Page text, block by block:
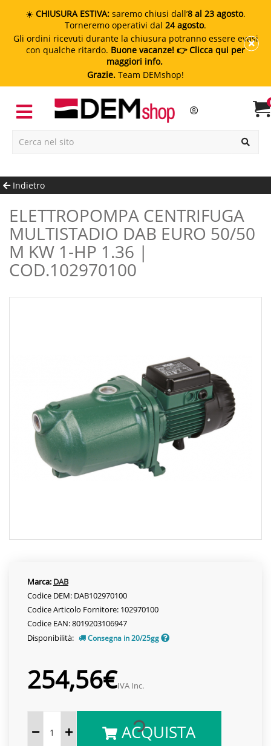
☀️ CHIUSURA ESTIVA: saremo chiusi dall’8 al 23 agosto.
Torneremo operativi dal 24 agosto.
Gli ordini ricevuti durante la chiusura potranno essere evasi
con qualche ritardo. Buone vacanze! 👉 Clicca qui per
maggiori info.
Grazie. Team DEMshop!
Indietro
ELETTROPOMPA CENTRIFUGA
MULTISTADIO DAB EURO 50/50
M KW 1-HP 1.36 |
COD.102970100
Marca: DAB
Codice DEM: DAB102970100
Codice Articolo Fornitore: 102970100
Codice EAN: 8019203106947
Disponibilità:
Consegna in 20/25gg
254,56€IVA Inc.
ACQUISTA